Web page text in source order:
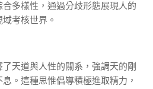
合多樣性，通過分歧形態展現人的
考核世界。
了天道與人性的關系，強調天的剛
。這種思惟倡導積極進取精力，